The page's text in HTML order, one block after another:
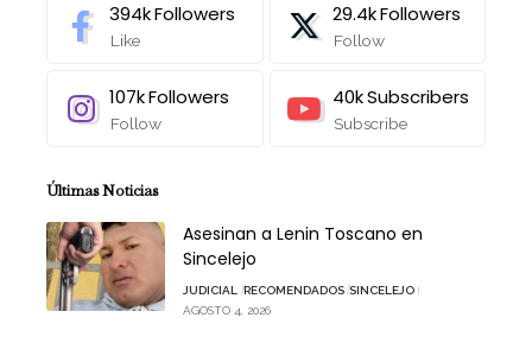
394kFollowers
Like
29.4kFollowers
Follow
107kFollowers
Follow
40kSubscribers
Subscribe
Últimas Noticias
Asesinan a Lenin Toscano en
Sincelejo
JUDICIAL RECOMENDADOS SINCELEJO
AGOSTO 4, 2026